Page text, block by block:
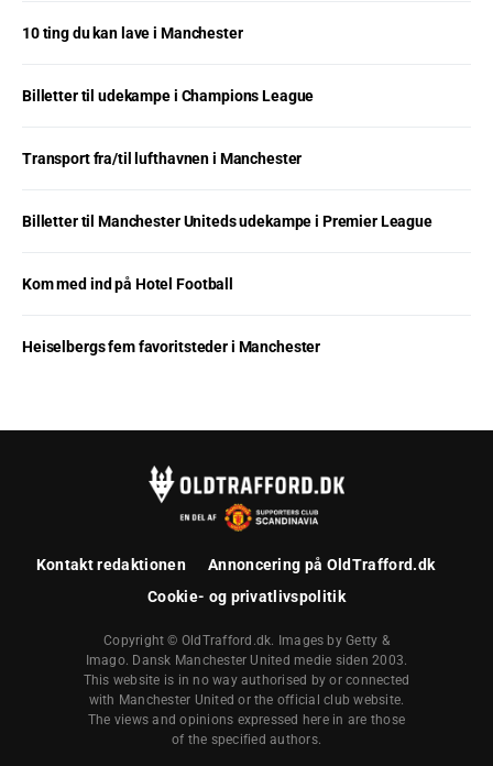
10 ting du kan lave i Manchester
Billetter til udekampe i Champions League
Transport fra/til lufthavnen i Manchester
Billetter til Manchester Uniteds udekampe i Premier League
Kom med ind på Hotel Football
Heiselbergs fem favoritsteder i Manchester
Kontakt redaktionen
Annoncering på OldTrafford.dk
Cookie- og privatlivspolitik
Copyright © OldTrafford.dk. Images by Getty &
Imago. Dansk Manchester United medie siden 2003.
This website is in no way authorised by or connected
with Manchester United or the official club website.
The views and opinions expressed here in are those
of the specified authors.